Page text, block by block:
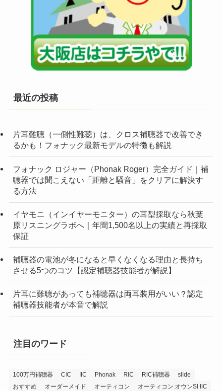
最近の投稿
片耳難聴（一側性難聴）は、クロス補聴器で改善でき
るかも！フォナック最新モデルの特徴も解説
フォナック ロジャー（Phonak Roger）完全ガイド｜補
聴器では聞こえない「距離と騒音」をクリアに解決す
る方法
イヤモニ（インイヤーモニター）の耳型採取なら秋葉
原リスニングラボへ｜年間1,500名以上の実績と再採取
保証
補聴器の電池が冬になると早くなくなる理由と長持ち
させる5つのコツ【認定補聴器技能者が解説】
片耳に難聴があっても補聴器は両耳装用がいい？認定
補聴器技能者が本音で解説
注目のワード
100万円補聴器 CIC IIC Phonak RIC RIC補聴器
slide
おすすめ
オーダーメイド オーティコン
オーティコン オウンSI IIC